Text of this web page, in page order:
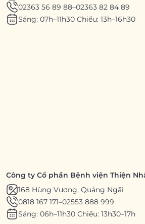
02363 56 89 88–02363 82 84 89
Sáng: 07h–11h30 Chiều: 13h–16h30
Công ty Cổ phần Bệnh viện Thiện
168 Hùng Vương, Quảng Ngãi
0818 167 171–02553 888 999
Sáng: 06h–11h30 Chiều: 13h30–17h